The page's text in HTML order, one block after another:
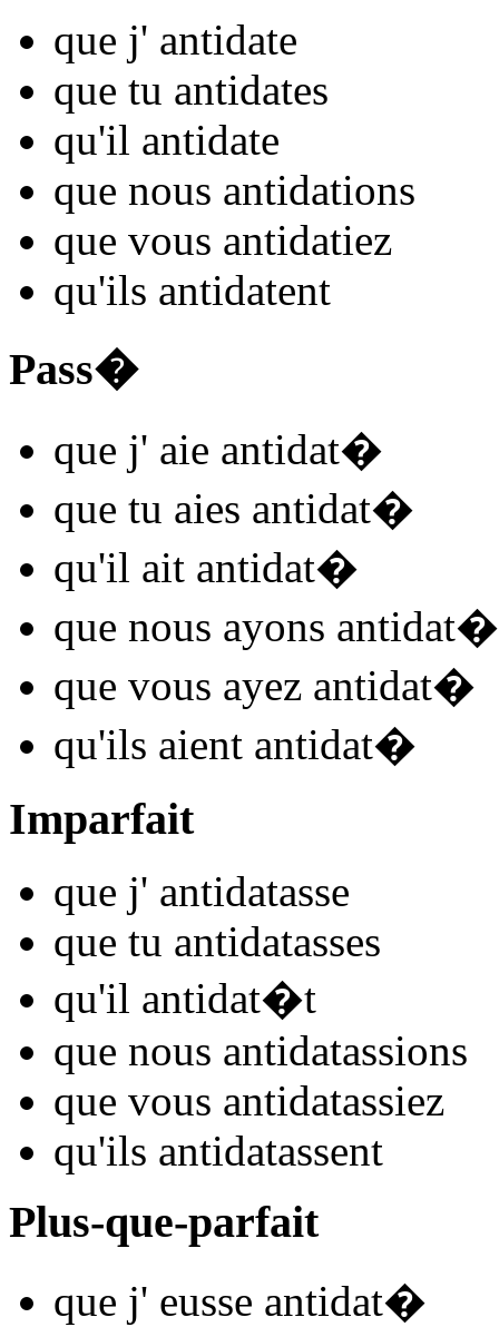
que j' antidate
que tu antidates
qu'il antidate
que nous antidations
que vous antidatiez
qu'ils antidatent
Pass�
que j' aie antidat�
que tu aies antidat�
qu'il ait antidat�
que nous ayons antidat�
que vous ayez antidat�
qu'ils aient antidat�
Imparfait
que j' antidatasse
que tu antidatasses
qu'il antidat�t
que nous antidatassions
que vous antidatassiez
qu'ils antidatassent
Plus-que-parfait
que j' eusse antidat�